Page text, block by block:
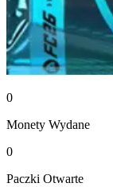
0
Monety Wydane
0
Paczki Otwarte